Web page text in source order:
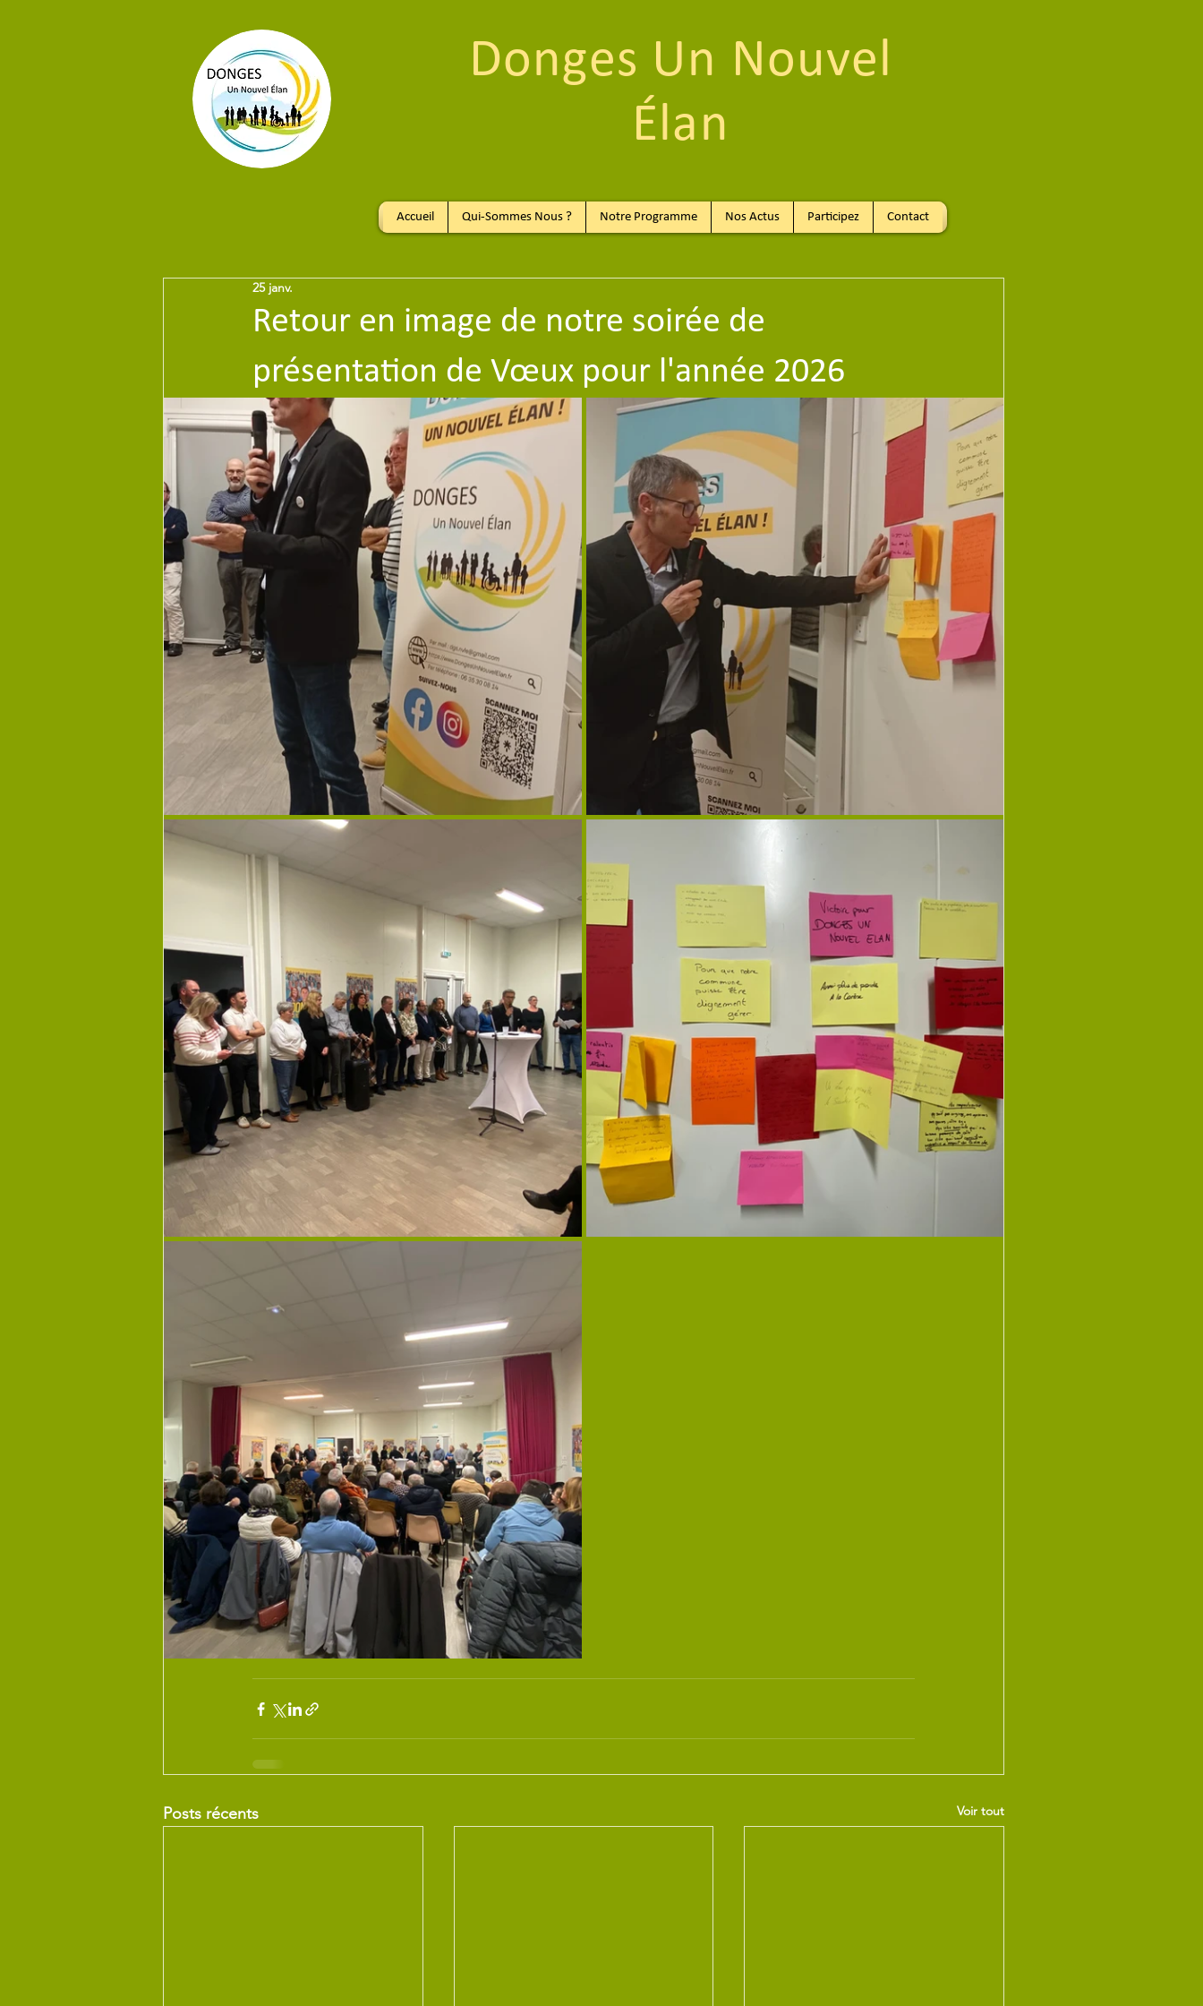
Donges Un Nouvel
Élan
Accueil Qui-Sommes Nous ? Notre Programme Nos Actus Participez Contact
Retour en image de notre soirée de
présentation de Vœux pour l'année 2026
25 janv.
Posts récents Voir tout